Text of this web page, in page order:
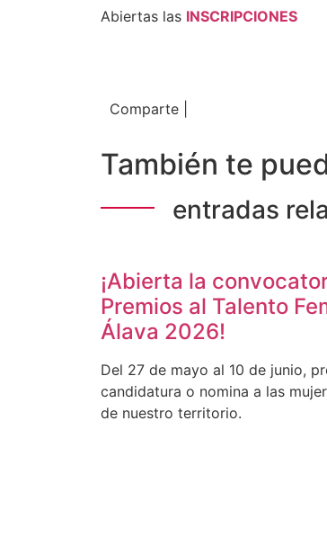
Abiertas las INSCRIPCIONES
Comparte |
También te
entradas
¡Abierta la
Premios al Talento
Álava 2026!
Del 27 de mayo al 10 de junio,
candidatura o nomina a las
de nuestro territorio.